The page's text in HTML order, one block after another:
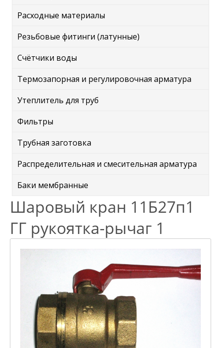
Расходные материалы
Резьбовые фитинги (латунные)
Счётчики воды
Термозапорная и регулировочная арматура
Утеплитель для труб
Фильтры
Трубная заготовка
Распределительная и смесительная арматура
Баки мембранные
Шаровый кран 11Б27п1
ГГ рукоятка-рычаг 1